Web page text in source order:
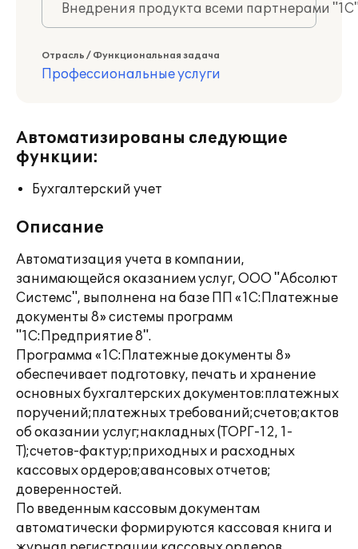
Внедрения продукта всеми партнерами
Отрасль / Функциональная задача
Профессиональные услуги
Автоматизированы следующие
функции:
Бухгалтерский учет
Описание
Автоматизация учета в компании,
занимающейся оказанием услуг, ООО "Абсолют
Системс", выполнена на базе ПП «1С:Платежные
документы 8» системы программ
"1С:Предприятие 8".
Программа «1С:Платежные документы 8»
обеспечивает подготовку, печать и хранение
основных бухгалтерских документов:платежных
поручений;платежных требований;счетов;актов
об оказании услуг;накладных (ТОРГ-12, 1-
Т);счетов-фактур;приходных и расходных
кассовых ордеров;авансовых отчетов;
доверенностей.
По введенным кассовым документам
автоматически формируются кассовая книга и